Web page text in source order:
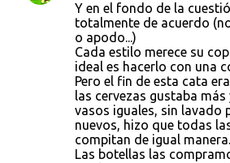
Y en el fondo de la
totalmente de acuerdo
o apodo...)
Cada estilo merece su
ideal es hacerlo con una
Pero el fin de esta cata
las cervezas gustaba
vasos iguales, sin lavado
nuevos, hizo que todas
compitan de igual manera.
Las botellas las